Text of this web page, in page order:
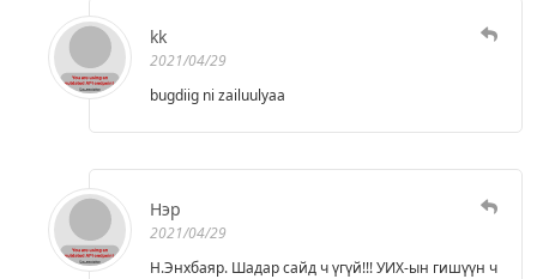
kk
2021/04/29
bugdiig ni zailuulyaa
Нэр
2021/04/29
Н.Энхбаяр. Шадар сайд ч үгүй!!! УИХ-ын гишүүн ч